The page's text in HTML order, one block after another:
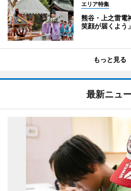
エリア特集
熊谷・上之雷
笑顔が届くよう
もっと見る
最新ニュ